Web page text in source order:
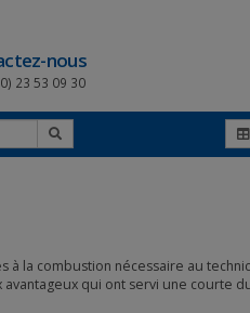
nous
23 53 09 30
la combustion nécessaire au
qui ont servi une courte